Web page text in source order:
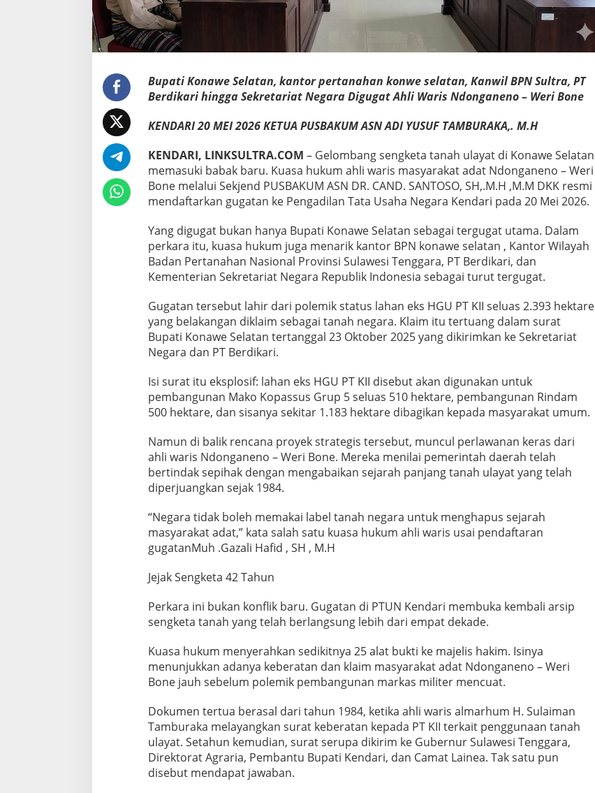
K
n
d
a
i
Bupati Konawe Selatan, kantor pertanahan konwe selatan, Kanwil BPN Sultra, PT
Berdikari hingga Sekretariat Negara Digugat Ahli Waris Ndonganeno – Weri Bone
KENDARI 20 MEI 2026 KETUA PUSBAKUM ASN ADI YUSUF TAMBURAKA,. M.H
KENDARI, LINKSULTRA.COM – Gelombang sengketa tanah ulayat di Konawe Selatan
memasuki babak baru. Kuasa hukum ahli waris masyarakat adat Ndonganeno – Weri
Bone melalui Sekjend PUSBAKUM ASN DR. CAND. SANTOSO, SH,.M.H ,M.M DKK resmi
mendaftarkan gugatan ke Pengadilan Tata Usaha Negara Kendari pada 20 Mei 2026.
Yang digugat bukan hanya Bupati Konawe Selatan sebagai tergugat utama. Dalam
perkara itu, kuasa hukum juga menarik kantor BPN konawe selatan , Kantor Wilayah
Badan Pertanahan Nasional Provinsi Sulawesi Tenggara, PT Berdikari, dan
Kementerian Sekretariat Negara Republik Indonesia sebagai turut tergugat.
Gugatan tersebut lahir dari polemik status lahan eks HGU PT KII seluas 2.393 hektare
yang belakangan diklaim sebagai tanah negara. Klaim itu tertuang dalam surat
Bupati Konawe Selatan tertanggal 23 Oktober 2025 yang dikirimkan ke Sekretariat
Negara dan PT Berdikari.
Isi surat itu eksplosif: lahan eks HGU PT KII disebut akan digunakan untuk
pembangunan Mako Kopassus Grup 5 seluas 510 hektare, pembangunan Rindam
500 hektare, dan sisanya sekitar 1.183 hektare dibagikan kepada masyarakat umum.
Namun di balik rencana proyek strategis tersebut, muncul perlawanan keras dari
ahli waris Ndonganeno – Weri Bone. Mereka menilai pemerintah daerah telah
bertindak sepihak dengan mengabaikan sejarah panjang tanah ulayat yang telah
diperjuangkan sejak 1984.
“Negara tidak boleh memakai label tanah negara untuk menghapus sejarah
masyarakat adat,” kata salah satu kuasa hukum ahli waris usai pendaftaran
gugatanMuh .Gazali Hafid , SH , M.H
Jejak Sengketa 42 Tahun
Perkara ini bukan konflik baru. Gugatan di PTUN Kendari membuka kembali arsip
sengketa tanah yang telah berlangsung lebih dari empat dekade.
Kuasa hukum menyerahkan sedikitnya 25 alat bukti ke majelis hakim. Isinya
menunjukkan adanya keberatan dan klaim masyarakat adat Ndonganeno – Weri
Bone jauh sebelum polemik pembangunan markas militer mencuat.
Dokumen tertua berasal dari tahun 1984, ketika ahli waris almarhum H. Sulaiman
Tamburaka melayangkan surat keberatan kepada PT KII terkait penggunaan tanah
ulayat. Setahun kemudian, surat serupa dikirim ke Gubernur Sulawesi Tenggara,
Direktorat Agraria, Pembantu Bupati Kendari, dan Camat Lainea. Tak satu pun
disebut mendapat jawaban.